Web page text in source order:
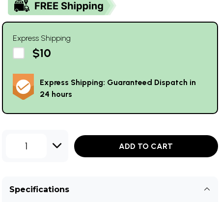
Express Shipping
$10
Express Shipping: Guaranteed Dispatch in
24 hours
1 ADD TO CART
Specifications